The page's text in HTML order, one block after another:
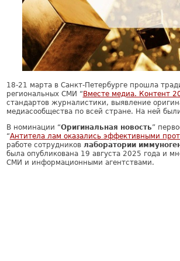
18-21 марта в Санкт-Петербурге прошла
региональных СМИ “Вместе медиа. Контент
стандартов журналистики, выявление
медиасообщества по всей стране. На ней
В номинации “Оригинальная новость”
“Антитела лам оказались эффективными
работе сотрудников лаборатории
была опубликована 19 августа 2025 года и
СМИ и информационными агентствами.